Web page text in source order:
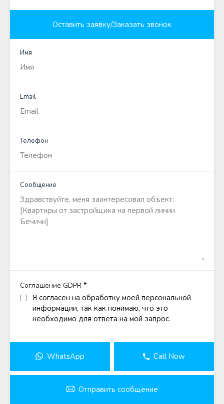
Оставить заявку/Заказать звонок
Имя
Email
Телефон
Сообщение
Соглашение GDPR *
Я согласен на обработку моей персональной
информации, так как понимаю, что это
необходимо для ответа на мой запрос.
WhatsApp Call Now
Отправить сообщение